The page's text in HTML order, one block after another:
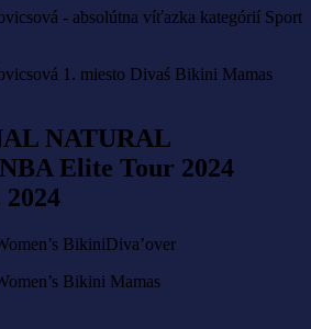
- absolútna víťazka kategórií Sport
1. miesto Divaś Bikini Mamas
NATURAL
Elite Tour 2024
BikiniDiva’over
Bikini Mamas